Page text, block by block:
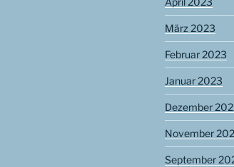
März 2023
Februar 2023
Januar 2023
Dezember
November
September